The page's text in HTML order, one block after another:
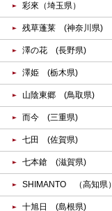
彩來（埼玉県）
残草蓬莱 (神奈川県)
澤の花 (長野県)
澤姫 (栃木県)
山陰東郷 (鳥取県)
而今 (三重県)
七田 (佐賀県)
七本鎗 (滋賀県)
SHIMANTO （高知県）
十旭日 (島根県)